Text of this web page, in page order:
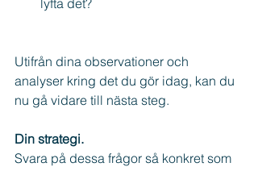
Utifrån dina observationer och
analyser kring det du gör idag, kan du
nu gå vidare till nästa steg.
Din strategi.
Svara på dessa frågor så konkret som